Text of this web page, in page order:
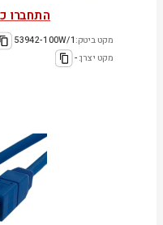
התחברו
מקט ביטק:53942-100W/1
מקט יצרן:-